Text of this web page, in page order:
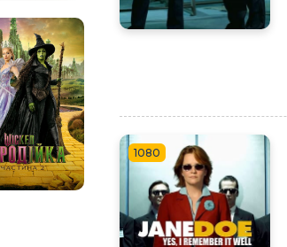
1080